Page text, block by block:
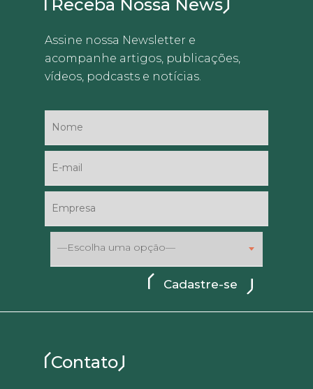
Receba Nossa News
Assine nossa Newsletter e
acompanhe artigos, publicações,
vídeos, podcasts e notícias.
—Escolha uma opção—
Contato